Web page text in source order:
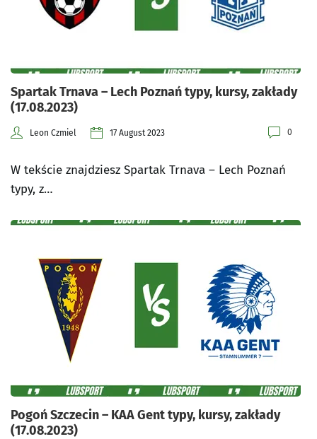
Spartak Trnava – Lech Poznań typy, kursy, zakłady
(17.08.2023)
Leon Czmiel 17 August 2023 0
W tekście znajdziesz Spartak Trnava – Lech Poznań
typy, z…
Pogoń Szczecin – KAA Gent typy, kursy, zakłady
(17.08.2023)